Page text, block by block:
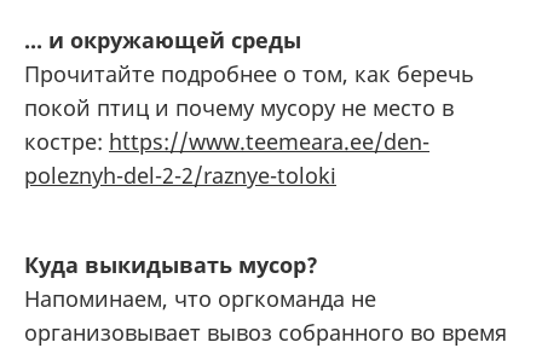
... и окружающей среды
Прочитайте подробнее о том, как беречь
покой птиц и почему мусору не место в
костре: https://www.teemeara.ee/den-
poleznyh-del-2-2/raznye-toloki
Куда выкидывать мусор?
Напоминаем, что оргкоманда не
организовывает вывоз собранного во время